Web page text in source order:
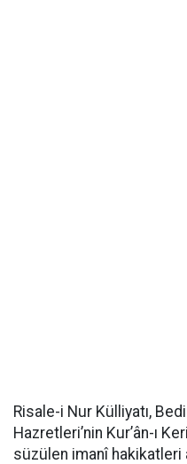
Risale-i Nur Külliyatı,
Hazretleri’nin Kur’ân-ı
süzülen imanî hakikatleri